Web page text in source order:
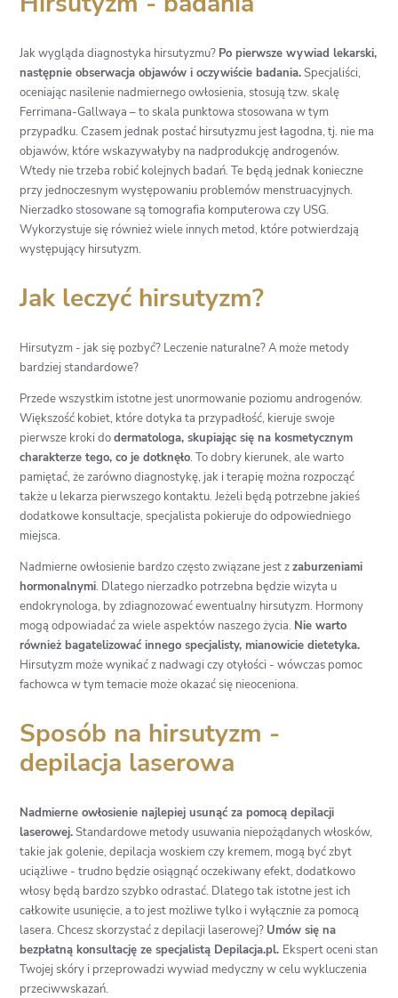
Jak wygląda diagnostyka hirsutyzmu? Po pierwsze wywiad lekarski,
następnie obserwacja objawów i oczywiście badania.Specjaliści,
oceniając nasilenie nadmiernego owłosienia, stosują tzw. skalę
Ferrimana-Gallwaya – to skala punktowa stosowana w tym
przypadku. Czasem jednak postać hirsutyzmu jest łagodna, tj. nie ma
objawów, które wskazywałyby na nadprodukcję androgenów.
Wtedy nie trzeba robić kolejnych badań. Te będą jednak konieczne
przy jednoczesnym występowaniu problemów menstruacyjnych.
Nierzadko stosowane są tomografia komputerowa czy USG.
Wykorzystuje się również wiele innych metod, które potwierdzają
występujący hirsutyzm.
Jak leczyć hirsutyzm?
Hirsutyzm - jak się pozbyć? Leczenie naturalne? A może metody
bardziej standardowe?
Przede wszystkim istotne jest unormowanie poziomu androgenów.
Większość kobiet, które dotyka ta przypadłość, kieruje swoje
pierwsze kroki dodermatologa, skupiając się na kosmetycznym
charakterze tego, co je dotknęło. To dobry kierunek, ale warto
pamiętać, że zarówno diagnostykę, jak i terapię można rozpocząć
także u lekarza pierwszego kontaktu. Jeżeli będą potrzebne jakieś
dodatkowe konsultacje, specjalista pokieruje do odpowiedniego
miejsca.
Nadmierne owłosienie bardzo często związane jest zzaburzeniami
hormonalnymi. Dlatego nierzadko potrzebna będzie wizyta u
endokrynologa, by zdiagnozować ewentualny hirsutyzm. Hormony
mogą odpowiadać za wiele aspektów naszego życia. Nie warto
również bagatelizować innego specjalisty, mianowicie dietetyka.
Hirsutyzm może wynikać z nadwagi czy otyłości - wówczas pomoc
fachowca w tym temacie może okazać się nieoceniona.
Sposób na hirsutyzm -
depilacja laserowa
Nadmierne owłosienie najlepiej usunąć za pomocą depilacji
laserowej.Standardowe metody usuwania niepożądanych włosków,
takie jak golenie, depilacja woskiem czy kremem, mogą być zbyt
uciążliwe - trudno będzie osiągnąć oczekiwany efekt, dodatkowo
włosy będą bardzo szybko odrastać. Dlatego tak istotne jest ich
całkowite usunięcie, a to jest możliwe tylko i wyłącznie za pomocą
lasera. Chcesz skorzystać z depilacji laserowej? Umów się na
bezpłatną konsultację ze specjalistą Depilacja.pl. Ekspert oceni stan
Twojej skóry i przeprowadzi wywiad medyczny w celu wykluczenia
przeciwwskazań.